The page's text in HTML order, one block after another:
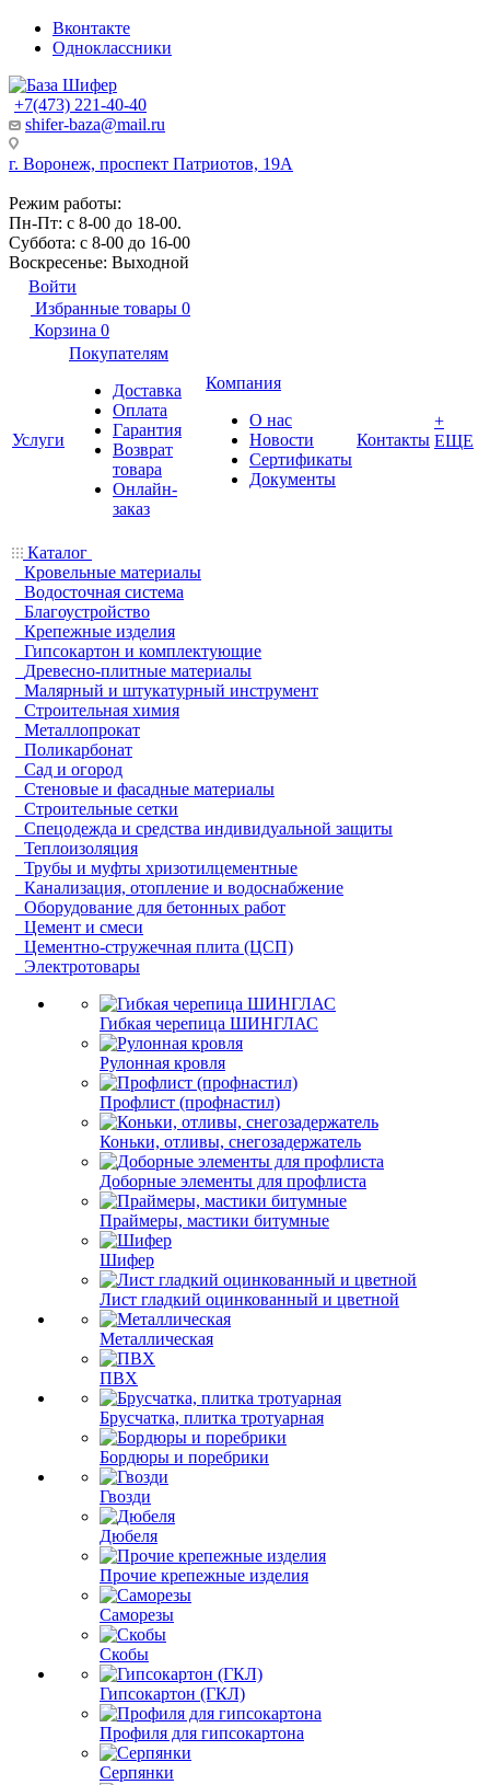
Вконтакте
Одноклассники
+7(473) 221-40-40
shifer-baza@mail.ru
г. Воронеж, проспект Патриотов, 19А
Режим работы:
Пн-Пт: с 8-00 до 18-00.
Суббота: с 8-00 до 16-00
Воскресенье: Выходной
Войти
Избранные товары 0
Корзина 0
Услуги
Покупателям
Доставка
Оплата
Гарантия
Возврат
товара
Онлайн-
заказ
Компания
О нас
Новости
Сертификаты
Документы
Контакты
+
ЕЩЕ
Каталог
Кровельные материалы
Водосточная система
Благоустройство
Крепежные изделия
Гипсокартон и комплектующие
Древесно-плитные материалы
Малярный и штукатурный инструмент
Строительная химия
Металлопрокат
Поликарбонат
Сад и огород
Стеновые и фасадные материалы
Строительные сетки
Спецодежда и средства индивидуальной защиты
Теплоизоляция
Трубы и муфты хризотилцементные
Канализация, отопление и водоснабжение
Оборудование для бетонных работ
Цемент и смеси
Цементно-стружечная плита (ЦСП)
Электротовары
Гибкая черепица ШИНГЛАС
Рулонная кровля
Профлист (профнастил)
Коньки, отливы, снегозадержатель
Доборные элементы для профлиста
Праймеры, мастики битумные
Шифер
Лист гладкий оцинкованный и цветной
Металлическая
ПВХ
Брусчатка, плитка тротуарная
Бордюры и поребрики
Гвозди
Дюбеля
Прочие крепежные изделия
Саморезы
Скобы
Гипсокартон (ГКЛ)
Профиля для гипсокартона
Серпянки